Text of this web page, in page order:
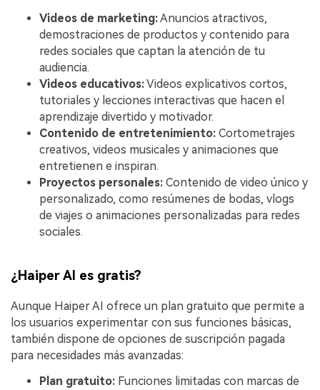
Videos de marketing:Anuncios atractivos,
demostraciones de productos y contenido para
redes sociales que captan la atención de tu
audiencia.
Videos educativos:Videos explicativos cortos,
tutoriales y lecciones interactivas que hacen el
aprendizaje divertido y motivador.
Contenido de entretenimiento: Cortometrajes
creativos, videos musicales y animaciones que
entretienen e inspiran.
Proyectos personales: Contenido de video único y
personalizado, como resúmenes de bodas, vlogs
de viajes o animaciones personalizadas para redes
sociales.
¿Haiper AI es gratis?
Aunque Haiper AI ofrece un plan gratuito que permite a
los usuarios experimentar con sus funciones básicas,
también dispone de opciones de suscripción pagada
para necesidades más avanzadas:
Plan gratuito: Funciones limitadas con marcas de